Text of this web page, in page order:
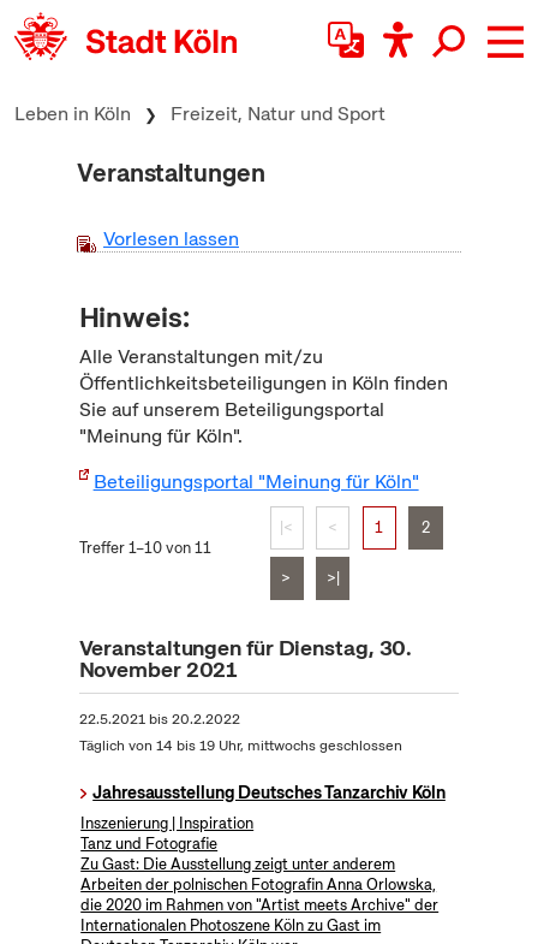
zum Inhalt springen
Leben in Köln Freizeit, Natur und Sport
Veranstaltungen
Vorlesen lassen
Hinweis:
Alle Veranstaltungen mit/zu
Öffentlichkeitsbeteiligungen in Köln finden
Sie auf unserem Beteiligungsportal
"Meinung für Köln".
Beteiligungsportal "Meinung für Köln"
Treffer 1–10 von 11
|< < 1 2
> >|
Veranstaltungen für Dienstag, 30.
November 2021
22.5.2021bis20.2.2022
Täglich von 14 bis 19 Uhr, mittwochs geschlossen
Jahresausstellung Deutsches Tanzarchiv Köln
Inszenierung | Inspiration
Tanz und Fotografie
Zu Gast: Die Ausstellung zeigt unter anderem
Arbeiten der polnischen Fotografin Anna Orlowska,
die 2020 im Rahmen von "Artist meets Archive" der
Internationalen Photoszene Köln zu Gast im